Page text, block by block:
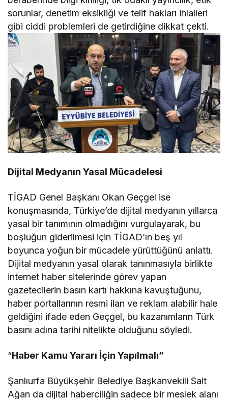
sorunlar, denetim eksikliği ve telif hakları ihlalleri
gibi ciddi problemleri de getirdiğine dikkat çekti.
Dijital Medyanın Yasal Mücadelesi
TİGAD Genel Başkanı Okan Geçgel ise
konuşmasında, Türkiye’de dijital medyanın yıllarca
yasal bir tanımının olmadığını vurgulayarak, bu
boşluğun giderilmesi için TİGAD’ın beş yıl
boyunca yoğun bir mücadele yürüttüğünü anlattı.
Dijital medyanın yasal olarak tanınmasıyla birlikte
internet haber sitelerinde görev yapan
gazetecilerin basın kartı hakkına kavuştuğunu,
haber portallarının resmi ilan ve reklam alabilir hale
geldiğini ifade eden Geçgel, bu kazanımların Türk
basını adına tarihi nitelikte olduğunu söyledi.
“Haber Kamu Yararı İçin Yapılmalı”
Şanlıurfa Büyükşehir Belediye Başkanvekili Sait
Ağan da dijital haberciliğin sadece bir meslek alanı